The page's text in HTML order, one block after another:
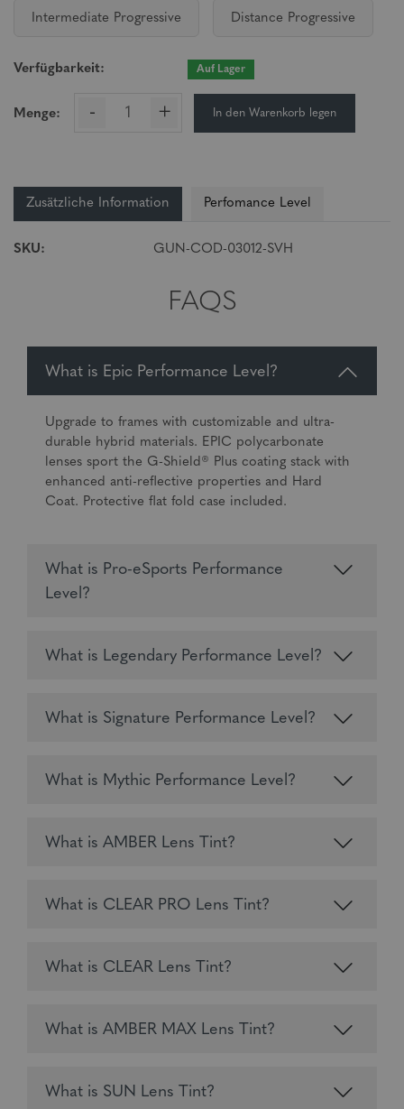
Intermediate Progressive Distance Progressive
Verfügbarkeit: Auf Lager
Menge: - + In den Warenkorb legen
Zusätzliche Information Perfomance Level
SKU: GUN-COD-03012-SVH
FAQS
What is Epic Performance Level?
Upgrade to frames with customizable and ultra-
durable hybrid materials. EPIC polycarbonate
lenses sport the G-Shield® Plus coating stack with
enhanced anti-reflective properties and Hard
Coat. Protective flat fold case included.
What is Pro-eSports Performance
Level?
What is Legendary Performance Level?
What is Signature Performance Level?
What is Mythic Performance Level?
What is AMBER Lens Tint?
What is CLEAR PRO Lens Tint?
What is CLEAR Lens Tint?
What is AMBER MAX Lens Tint?
What is SUN Lens Tint?